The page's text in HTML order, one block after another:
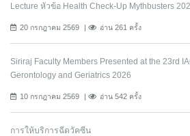
Lecture หัวข้อ Health Check-Up Mythbusters
20 กรกฎาคม 2569 อ่าน 261 ครั้ง
Siriraj Faculty Members Presented at the 23rd
Gerontology and Geriatrics 2026
10 กรกฎาคม 2569 อ่าน 542 ครั้ง
การให้บริการฉีดวัคซีน